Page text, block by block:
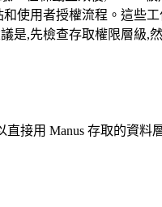
使用者授權流程。這些
是,先檢查存取權限層級,
直接用 Manus 存取的資料